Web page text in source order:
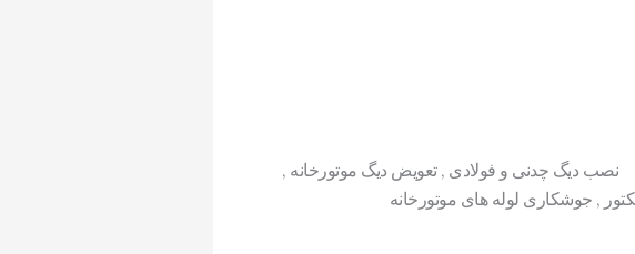
دیگ چدنی و فولادی , تعویض دیگ موتورخانه ,
, جوشکاری لوله های موتورخانه